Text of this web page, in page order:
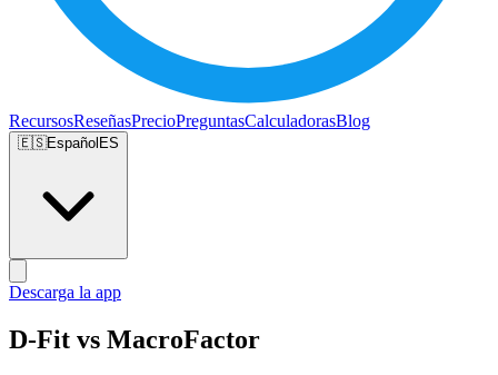
RecursosReseñasPrecioPreguntasCalculadorasBlog
🇪🇸EspañolES
Descarga la app
D-Fit vs MacroFactor